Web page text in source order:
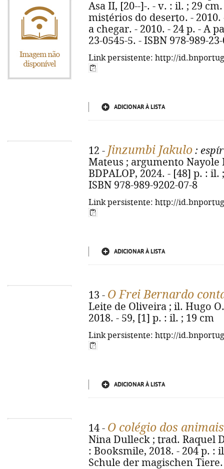
Asa II, [20--]-. - v. : il. ; 29
mistérios do deserto. - 2010.
a chegar. - 2010. - 24 p. - A
23-0545-5. - ISBN 978-989-
Link persistente: http://
ADICIONAR À LISTA
12 - Jinzumbi Jakulo :
Mateus ; argumento Nayole
BDPALOP, 2024. - [48] p. :
ISBN 978-989-9202-07-8
Link persistente: http://
ADICIONAR À LISTA
13 - O Frei Bernardo
Leite de Oliveira ; il. Hugo
2018. - 59, [1] p. : il. ; 19 cm
Link persistente: http://
ADICIONAR À LISTA
14 - O colégio dos
Nina Dulleck ; trad. Raquel
: Booksmile, 2018. - 204 p. :
Schule der magischen Tiere.